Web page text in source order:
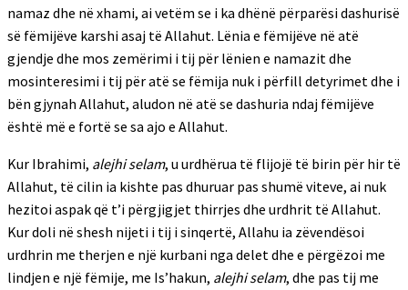
namaz dhe në xhami, ai vetëm se i ka dhënë përparësi dashurisë
së fëmijëve karshi asaj të Allahut. Lënia e fëmijëve në atë
gjendje dhe mos zemërimi i tij për lënien e namazit dhe
mosinteresimi i tij për atë se fëmija nuk i përfill detyrimet dhe i
bën gjynah Allahut, aludon në atë se dashuria ndaj fëmijëve
është më e fortë se sa ajo e Allahut.
Kur Ibrahimi, alejhi selam, u urdhërua të flijojë të birin për hir të
Allahut, të cilin ia kishte pas dhuruar pas shumë viteve, ai nuk
hezitoi aspak që t’i përgjigjet thirrjes dhe urdhrit të Allahut.
Kur doli në shesh nijeti i tij i sinqertë, Allahu ia zëvendësoi
urdhrin me therjen e një kurbani nga delet dhe e përgëzoi me
lindjen e një fëmije, me Is’hakun, alejhi selam, dhe pas tij me